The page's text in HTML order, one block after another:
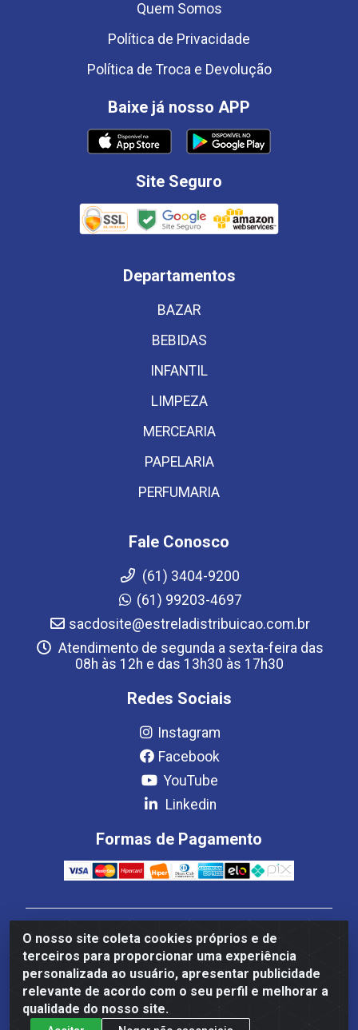
O nosso site coleta cookies próprios e de
terceiros para proporcionar uma experiência
personalizada ao usuário, apresentar publicidade
relevante de acordo com o seu perfil e melhorar a
qualidade do nosso site.
Quem Somos
Política de Privacidade
Política de Troca e Devolução
Baixe já nosso APP
Site Seguro
Departamentos
BAZAR
BEBIDAS
INFANTIL
LIMPEZA
MERCEARIA
PAPELARIA
PERFUMARIA
Fale Conosco
(61) 3404-9200
(61) 99203-4697
sacdosite@estreladistribuicao.com.br
Atendimento de segunda a sexta-feira das
08h às 12h e das 13h30 às 17h30
Redes Sociais
Instagram
Facebook
YouTube
Linkedin
Formas de Pagamento
Estrela Distribuição LTDA - CNPJ 08.691.096/0001-93 -
Setor Setor de Industria Qi 22 Lt 7, 9, 11, 13, 14 Ao 32,
S/NC - Setor Industrial Ceilândia, Brasília/DF - CEP
72265-220